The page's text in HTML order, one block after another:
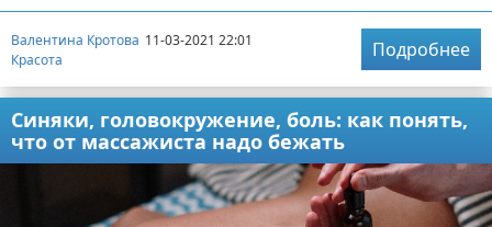
Валентина Кротова 11-03-2021 22:01
Красота
Подробнее
Синяки, головокружение, боль: как понять,
что от массажиста надо бежать